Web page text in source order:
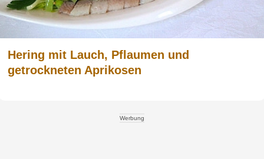
Hering mit Lauch, Pflaumen und
getrockneten Aprikosen
Werbung